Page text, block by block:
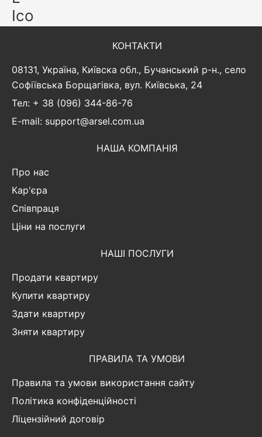
КОНТАКТИ
08131, Україна, Київска обл., Бучанський р-н., село
Софіївська Борщагівка, вул. Київська, 24
Тел: + 38 (096) 344-86-76
E-mail: support@arsel.com.ua
НАША КОМПАНІЯ
Про нас
Кар'єра
Співпраця
Ціни на послуги
НАШІ ПОСЛУГИ
Продати квартиру
Купити квартиру
Здати квартиру
Зняти квартиру
ПРАВИЛА ТА УМОВИ
Правила та умови використання сайту
Політика конфіденційності
Ліцензійний договір